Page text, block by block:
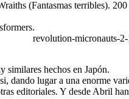
(Fantasmas terribles).
similares hechos en Japón.
dando lugar a una enorme
editoriales. Y desde Abril